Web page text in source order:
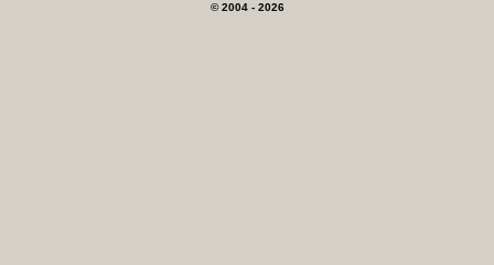
© 2004 - 2026